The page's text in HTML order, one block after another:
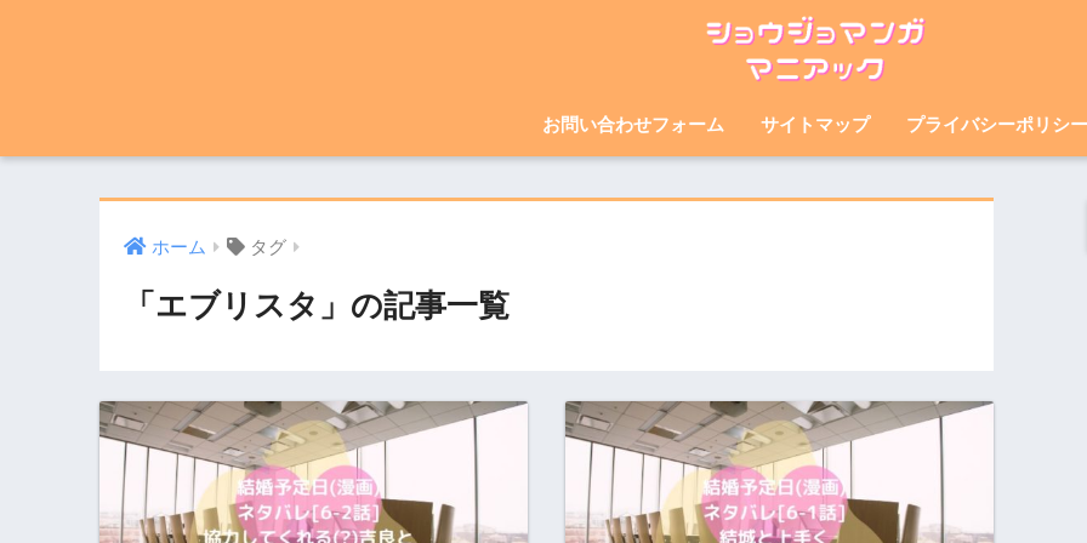
お問い合わせフォーム サイトマップ プライバシーポリシー
ホーム タグ
「エブリスタ」の記事一覧